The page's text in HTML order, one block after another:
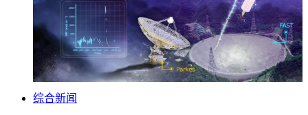
综合新闻